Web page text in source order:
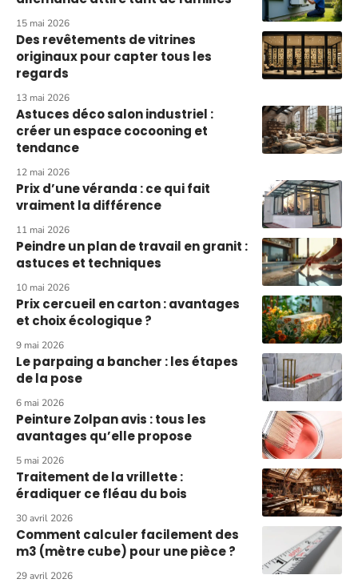
15 mai 2026
Des revêtements de vitrines
originaux pour capter tous les
regards
13 mai 2026
Astuces déco salon industriel :
créer un espace cocooning et
tendance
12 mai 2026
Prix d’une véranda : ce qui fait
vraiment la différence
11 mai 2026
Peindre un plan de travail en granit :
astuces et techniques
10 mai 2026
Prix cercueil en carton : avantages
et choix écologique ?
9 mai 2026
Le parpaing a bancher : les étapes
de la pose
6 mai 2026
Peinture Zolpan avis : tous les
avantages qu’elle propose
5 mai 2026
Traitement de la vrillette :
éradiquer ce fléau du bois
30 avril 2026
Comment calculer facilement des
m3 (mètre cube) pour une pièce ?
29 avril 2026